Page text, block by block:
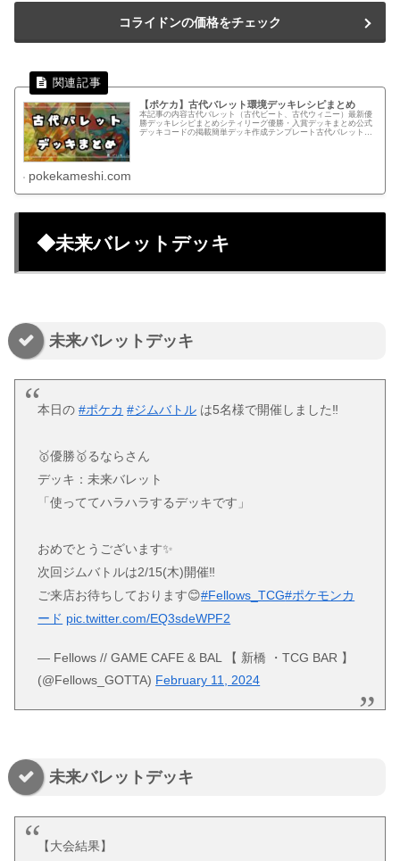
コライドンの価格をチェック
【ポケカ】古代バレット環境デッキレシピまとめ
本記事の内容古代バレット（古代ビート、古代ウィニー）最新優
勝デッキレシピまとめシティリーグ優勝・入賞デッキまとめ公式
デッキコードの掲載簡単デッキ作成テンプレート古代バレットデ
pokekameshi.com
◆未来バレットデッキ
未来バレットデッキ
本日の#ポケカ #ジムバトル は5名様で開催しました‼️
🥇優勝🥇るならさん
デッキ：未来バレット
「使っててハラハラするデッキです」
おめでとうございます✨
次回ジムバトルは2/15(木)開催‼️
ご来店お待ちしております😊#Fellows_TCG#ポケモンカ
ード pic.twitter.com/EQ3sdeWPF2
— Fellows // GAME CAFE & BAL 【 新橋 ・TCG BAR 】
(@Fellows_GOTTA) February 11, 2024
未来バレットデッキ
【大会結果】